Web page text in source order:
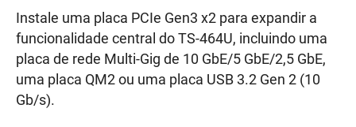
Instale uma placa PCIe Gen3 x2 para expandir a
funcionalidade central do TS-464U, incluindo uma
placa de rede Multi-Gig de 10 GbE/5 GbE/2,5 GbE,
uma placa QM2 ou uma placa USB 3.2 Gen 2 (10
Gb/s).